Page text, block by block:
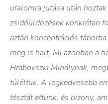
uralomra jutása után
zsidóüldözések konkrétan
aztán koncentrációs
meg is halt. Mi azonban a
Hrabovszki Mihálynak,
túléltük. A legkedvesebb
tésztát ettünk, és bizony,